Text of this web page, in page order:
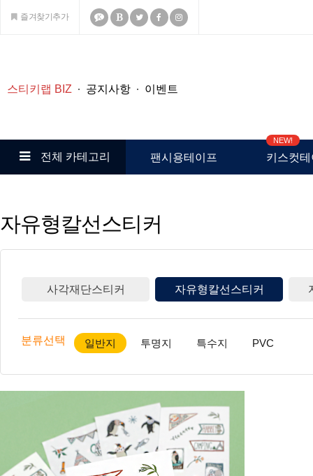
즐겨찾기추가 K
스티키랩 BIZ 공지사항 이벤트
전체 카테고리 팬시용테이프
NEW!
키스컷
자유형칼선스티커
사각재단스티커 자유형칼선스티커
분류선택 일반지 투명지 특수지 PVC